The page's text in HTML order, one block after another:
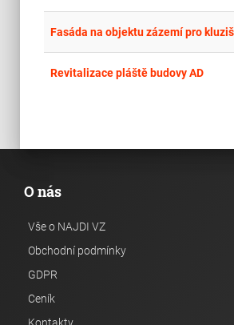
Revitalizace pláště budovy AD
O nás
Vše o NAJDI VZ
Obchodní podmínky
GDPR
Ceník